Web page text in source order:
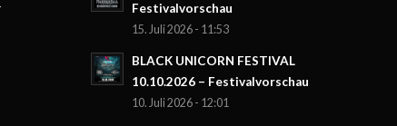
Festivalvorschau
15. Juli 2026 - 11:53
BLACK UNICORN FESTIVAL
10.10.2026 – Festivalvorschau
10. Juli 2026 - 12:01